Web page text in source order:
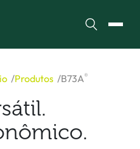
Pesquisar
Produtos B73A®